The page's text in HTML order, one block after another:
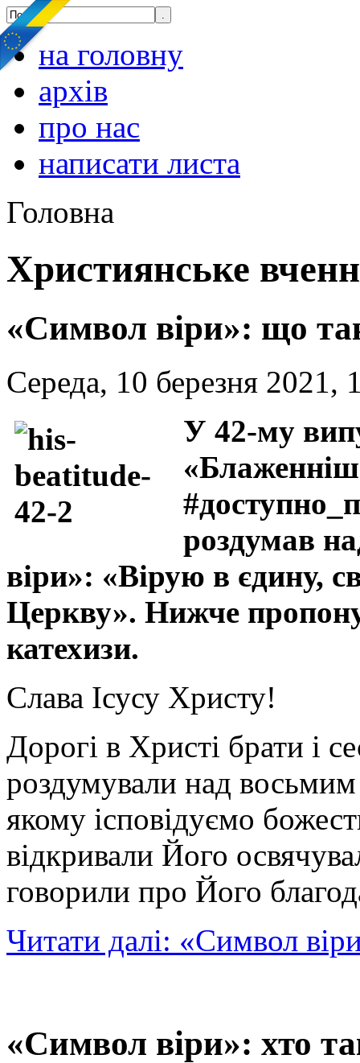
на головну
архів
про нас
написати листа
Головна
Християнське
«Символ віри»: що
Середа, 10 березня 2021,
У 42-му
роздумав
віри»: «Вірую в єдину,
Церкву». Нижче
катехизи.
Слава Ісусу Христу!
Дорогі в Христі брати і
роздумували над
якому ісповідуємо
відкривали Його
говорили про Його
Читати далі: «Символ
«Символ віри»: хто